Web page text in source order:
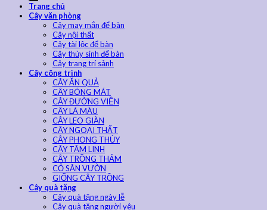
Trang chủ
Cây văn phòng
Cây may mắn để bàn
Cây nội thất
Cây tài lộc để bàn
Cây thủy sinh để bàn
Cây trang trí sảnh
Cây công trình
CÂY ĂN QUẢ
CÂY BÓNG MÁT
CÂY ĐƯỜNG VIỀN
CÂY LÁ MÀU
CÂY LEO GIÀN
CÂY NGOẠI THẤT
CÂY PHONG THỦY
CÂY TÂM LINH
CÂY TRỒNG THẢM
CỎ SÂN VƯỜN
GIỐNG CÂY TRỒNG
Cây quà tặng
Cây quà tặng ngày lễ
Cây quà tặng người yêu